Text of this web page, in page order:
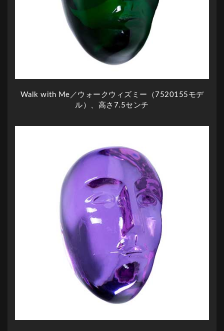
Walk with Me／ウォークウィズミー（7520155モデ
ル）、高さ7.5センチ